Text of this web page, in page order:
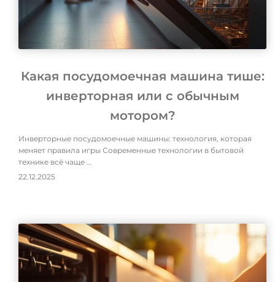
Какая посудомоечная машина тише:
инверторная или с обычным
мотором?
Инверторные посудомоечные машины: технология, которая
меняет правила игры Современные технологии в бытовой
технике всё чаще …
22.12.2025